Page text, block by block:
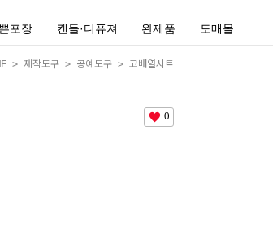
포장 캔들·디퓨져 완제품 도매몰
> 제작도구 > 공예도구 > 고배열시트
0